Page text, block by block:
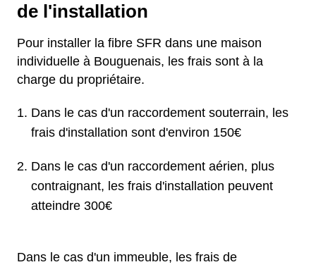
de l'installation
Pour installer la fibre SFR dans une maison
individuelle à Bouguenais, les frais sont à la
charge du propriétaire.
Dans le cas d'un raccordement souterrain, les
frais d'installation sont d'environ 150€
Dans le cas d'un raccordement aérien, plus
contraignant, les frais d'installation peuvent
atteindre 300€
Dans le cas d'un immeuble, les frais de